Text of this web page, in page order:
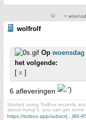
•
wolfrolf
Op woensdag
het volgende:
[ x ]
6 afleveringen
Started using TorBox recently
about trying it, you can get
https://torbox.app/subscr(...)86-